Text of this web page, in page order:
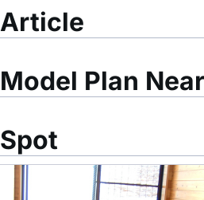
Article
Model Plan
Spot